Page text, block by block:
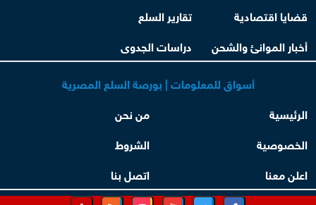
قضايا اقتصادية
تقارير السلع
أخبار الموانئ والشحن
دراسات الجدوى
أسواق للمعلومات | بورصة السلع المصرية
الرئيسية
من نحن
الخصوصية
الشروط
اعلن معنا
اتصل بنا